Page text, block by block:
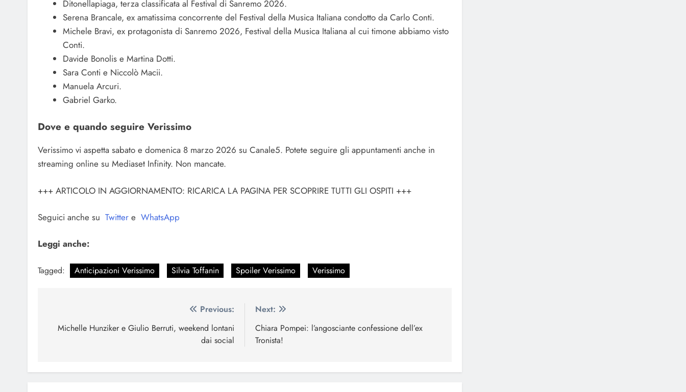
Ditonellapiaga, terza classificata al Festival di Sanremo 2026.
Serena Brancale, ex amatissima concorrente del Festival della Musica Italiana condotto da Carlo Conti.
Michele Bravi, ex protagonista di Sanremo 2026, Festival della Musica Italiana al cui timone abbiamo visto
Conti.
Davide Bonolis e Martina Dotti.
Sara Conti e Niccolò Macii.
Manuela Arcuri.
Gabriel Garko.
Dove e quando seguire Verissimo
Verissimo vi aspetta sabato e domenica 8 marzo 2026 su Canale5. Potete seguire gli appuntamenti anche in
streaming online su Mediaset Infinity. Non mancate.
+++ ARTICOLO IN AGGIORNAMENTO: RICARICA LA PAGINA PER SCOPRIRE TUTTI GLI OSPITI +++
Seguici anche su Twitter e WhatsApp
Leggi anche:
Tagged: Anticipazioni Verissimo Silvia Toffanin Spoiler Verissimo Verissimo
articoli
Previous:
Michelle Hunziker e Giulio Berruti, weekend lontani
dai social
Next:
Chiara Pompei: l’angosciante confessione dell’ex
Tronista!